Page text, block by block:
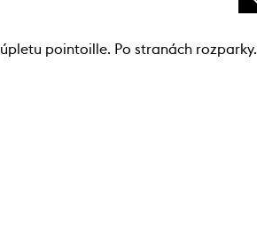
pointoille. Po stranách rozparky.